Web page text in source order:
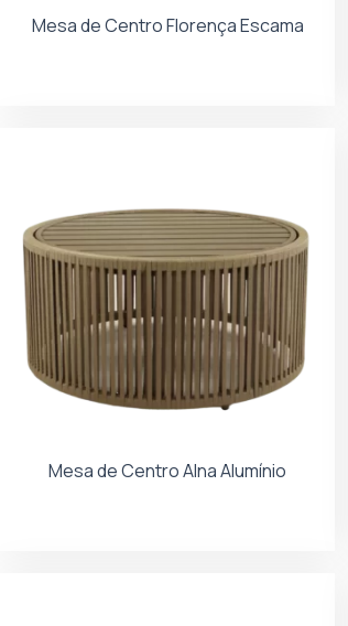
Mesa de Centro Florença Escama
Mesa de Centro Alna Alumínio